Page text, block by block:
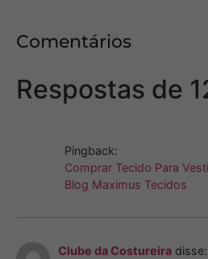
Comentários
Respostas de
Pingback:
Comprar Tecido Para
Blog Maximus Tecidos
Clube da Costureira disse: